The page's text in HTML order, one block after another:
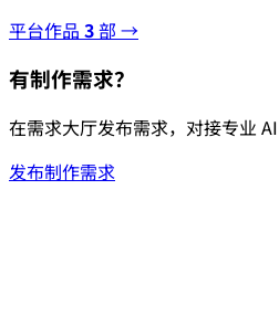
平台作品 3部 →
有制作需求？
在需求大厅发布需求，对接专业 AI
发布制作需求